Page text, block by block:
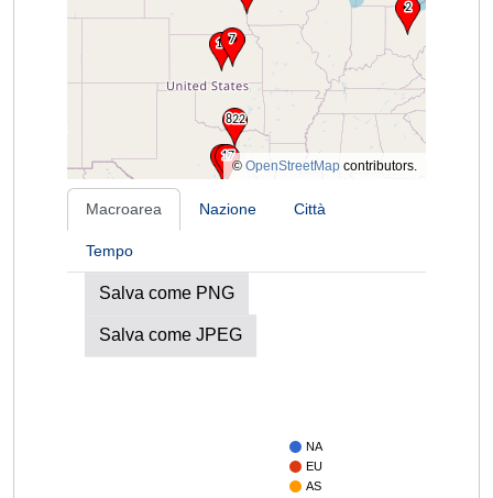
© OpenStreetMap contributors.
Macroarea Nazione Città
Tempo
Salva come PNG
Salva come JPEG
NA
EU
AS